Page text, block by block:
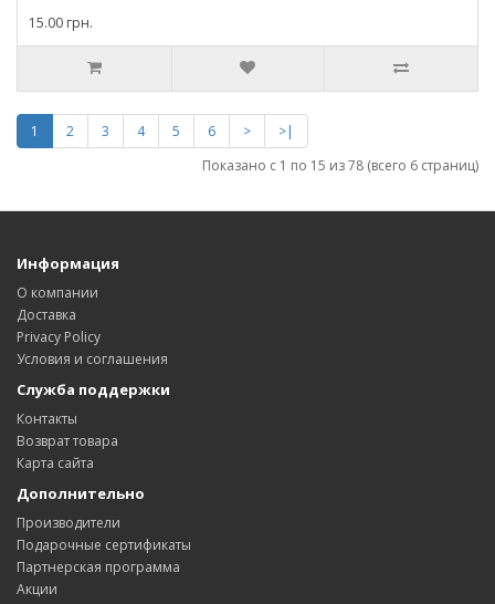
15.00 грн.
1 2 3 4 5 6 >
>|
Показано с 1 по 15 из 78 (всего 6 страниц)
Информация
О компании
Доставка
Privacy Policy
Условия и соглашения
Служба поддержки
Контакты
Возврат товара
Карта сайта
Дополнительно
Производители
Подарочные сертификаты
Партнерская программа
Акции